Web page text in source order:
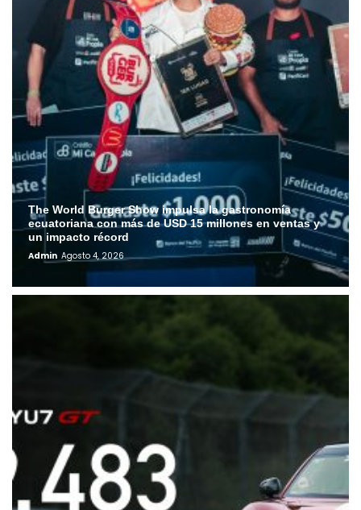
The World Burger Show impulsa la gastronomía
ecuatoriana con más de USD 15 millones en ventas y
un impacto récord
Admin Agosto 4, 2026